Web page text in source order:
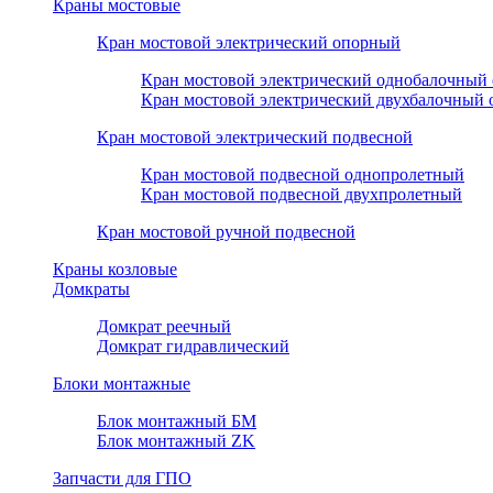
Краны мостовые
Кран мостовой электрический опорный
Кран мостовой электрический
Кран мостовой электрический двухбалочный
Кран мостовой электрический подвесной
Кран мостовой подвесной однопролетный
Кран мостовой подвесной двухпролетный
Кран мостовой ручной подвесной
Краны козловые
Домкраты
Домкрат реечный
Домкрат гидравлический
Блоки монтажные
Блок монтажный БМ
Блок монтажный ZK
Запчасти для ГПО